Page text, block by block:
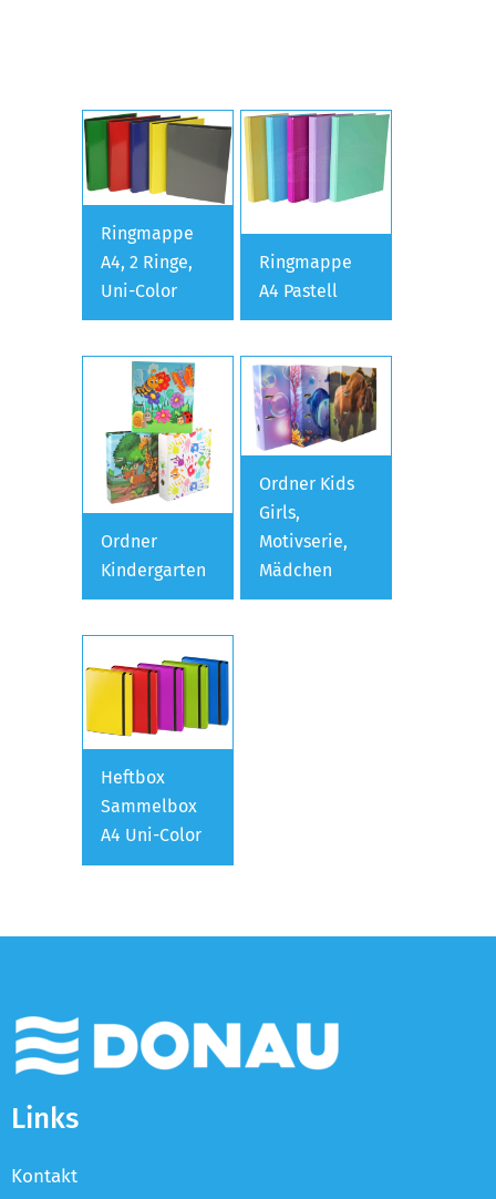
Ringmappe
A4, 2 Ringe,
Uni-Color
Ringmappe
A4 Pastell
Ordner
Kindergarten
Ordner Kids
Girls,
Motivserie,
Mädchen
Heftbox
Sammelbox
A4 Uni-Color
Links
Kontakt